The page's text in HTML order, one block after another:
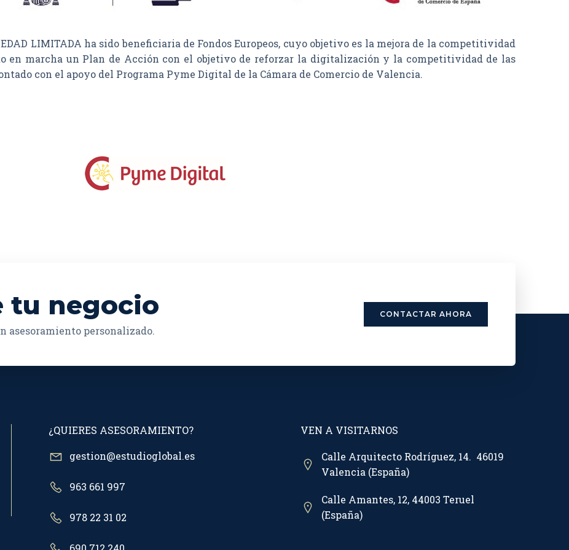
LIMITADA ha sido beneficiaria de Fondos Europeos, cuyo objetivo es la mejora de la competitividad
en marcha un Plan de Acción con el objetivo de reforzar la digitalización y la competitividad de las
con el apoyo del Programa Pyme Digital de la Cámara de Comercio de Valencia.
tu negocio
asesoramiento personalizado.
CONTACTAR AHORA
¿QUIERES ASESORAMIENTO?
gestion@estudioglobal.es
963 661 997
978 22 31 02
VEN A VISITARNOS
Calle Arquitecto Rodríguez, 14. 46019
Valencia (España)
Calle Amantes, 12, 44003 Teruel
(España)